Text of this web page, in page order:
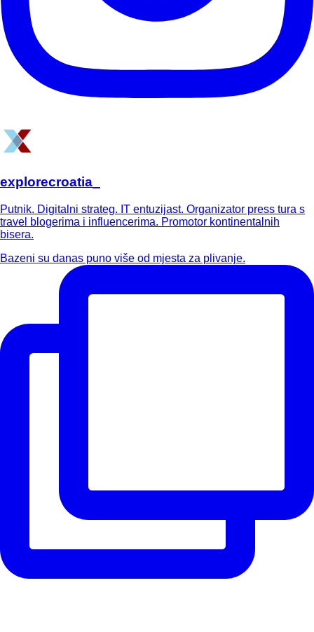
explorecroatia_
Putnik. Digitalni strateg. IT entuzijast. Organizator press tura s
travel blogerima i influencerima. Promotor kontinentalnih
bisera.
Bazeni su danas puno više od mjesta za plivanje.